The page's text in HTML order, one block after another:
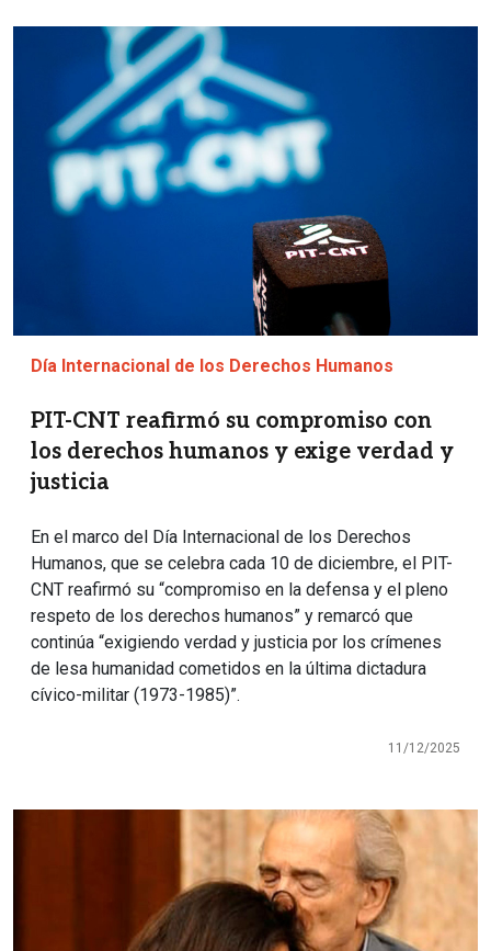
Día Internacional de los Derechos Humanos
PIT-CNT reafirmó su compromiso con
los derechos humanos y exige verdad y
justicia
En el marco del Día Internacional de los Derechos
Humanos, que se celebra cada 10 de diciembre, el PIT-
CNT reafirmó su “compromiso en la defensa y el pleno
respeto de los derechos humanos” y remarcó que
continúa “exigiendo verdad y justicia por los crímenes
de lesa humanidad cometidos en la última dictadura
cívico-militar (1973-1985)”.
11/12/2025